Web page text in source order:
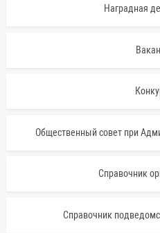
Наградная
Общественный совет при
Справочник
Справочник